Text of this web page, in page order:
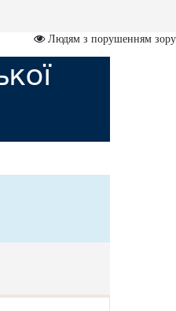
Людям з порушенням зору